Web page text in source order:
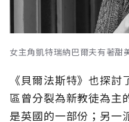
女主角凱特瑞納巴爾夫有著甜
《貝爾法斯特》也探
區曾分裂為新教徒為主
是英國的一部份；另一